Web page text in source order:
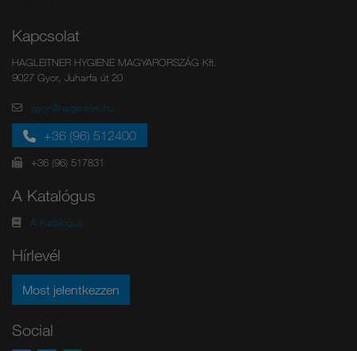
Kapcsolat
HAGLEITNER HYGIENE MAGYARORSZÁG Kft.
9027 Gyor, Juharfa út 20
gyor@hagleitner.hu
+36 (96) 512400
+36 (96) 517831
A Katalógus
A Katalógus
Hírlevél
Most jelentkezzen
Social